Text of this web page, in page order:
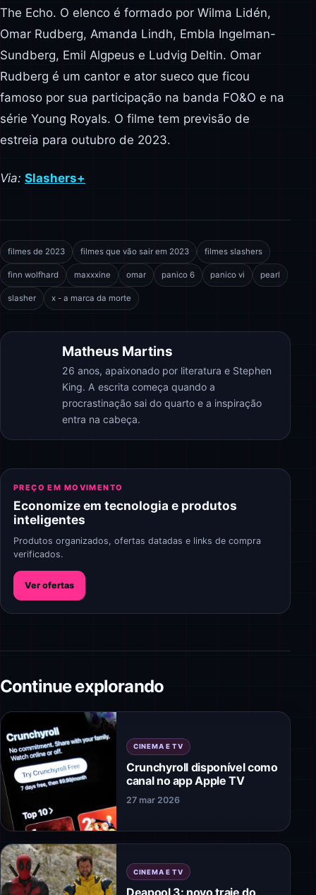
The Echo. O elenco é formado por Wilma Lidén,
Omar Rudberg, Amanda Lindh, Embla Ingelman-
Sundberg, Emil Algpeus e Ludvig Deltin. Omar
Rudberg é um cantor e ator sueco que ficou
famoso por sua participação na banda FO&O e na
série Young Royals. O filme tem previsão de
estreia para outubro de 2023.
Via: Slashers+
filmes de 2023 filmes que vão sair em 2023 filmes slashers
finn wolfhard maxxxine omar panico 6 panico vi pearl
slasher x - a marca da morte
Matheus Martins
26 anos, apaixonado por literatura e Stephen
King. A escrita começa quando a
procrastinação sai do quarto e a inspiração
entra na cabeça.
PREÇO EM MOVIMENTO
Economize em tecnologia e produtos
inteligentes
Produtos organizados, ofertas datadas e links de compra
verificados.
Ver ofertas
Continue explorando
CINEMA E TV
Crunchyroll disponível como
canal no app Apple TV
27 mar 2026
CINEMA E TV